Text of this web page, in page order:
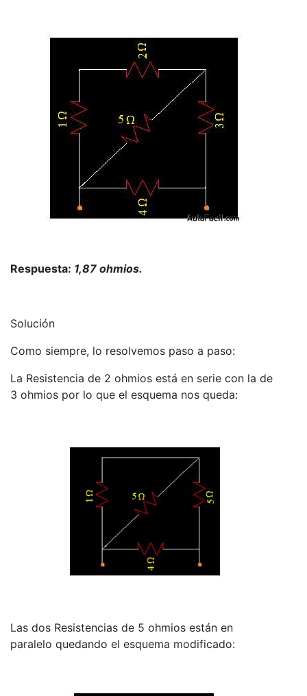
Respuesta: 1,87 ohmios.
Solución
Como siempre, lo resolvemos paso a paso:
La Resistencia de 2 ohmios está en serie con la de
3 ohmios por lo que el esquema nos queda:
Las dos Resistencias de 5 ohmios están en
paralelo quedando el esquema modificado: